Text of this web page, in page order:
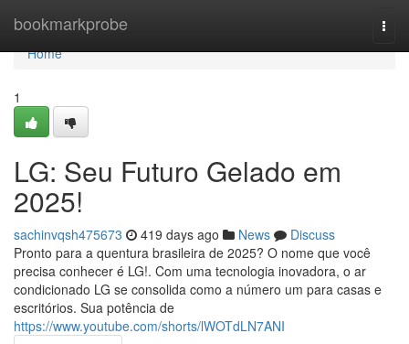
bookmarkprobe
Home
Home
1
LG: Seu Futuro Gelado em
2025!
sachinvqsh475673 419 days ago News
Discuss
Pronto para a quentura brasileira de 2025? O nome que você
precisa conhecer é LG!. Com uma tecnologia inovadora, o ar
condicionado LG se consolida como a número um para casas e
escritórios. Sua potência de
https://www.youtube.com/shorts/lWOTdLN7ANI